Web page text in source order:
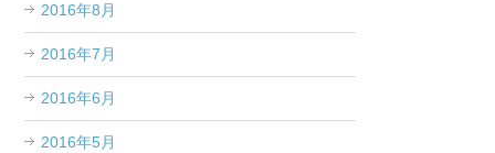
2016年8月
2016年7月
2016年6月
2016年5月